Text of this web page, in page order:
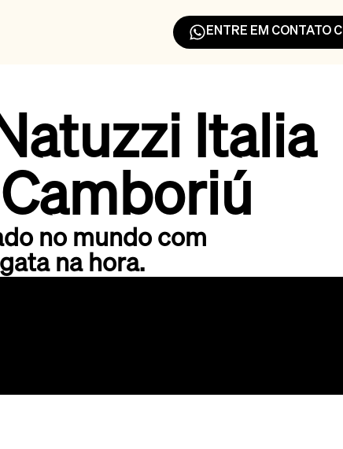
ENTRE EM CONTATO
Italia
no mundo com
na hora.